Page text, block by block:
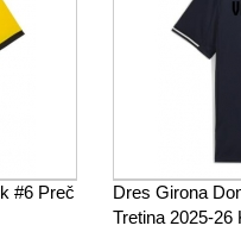
#6 Preč
Dres Girona
Tretina 2025-